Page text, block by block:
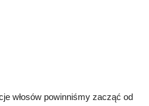
włosów powinniśmy zacząć od